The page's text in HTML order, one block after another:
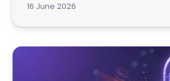
16 June 2026